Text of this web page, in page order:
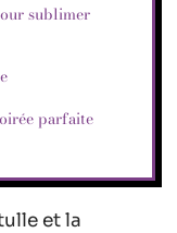
sublimer
parfaite
et la